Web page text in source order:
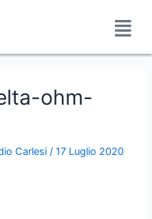
ohm-
Carlesi /17 Luglio 2020